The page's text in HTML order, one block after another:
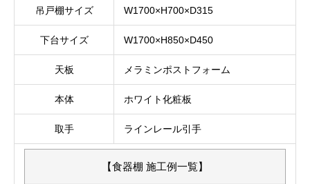
吊戸棚サイズ W1700×H700×D315
下台サイズ W1700×H850×D450
天板 メラミンポストフォーム
本体 ホワイト化粧板
取手 ラインレール引手
【食器棚 施工例一覧】